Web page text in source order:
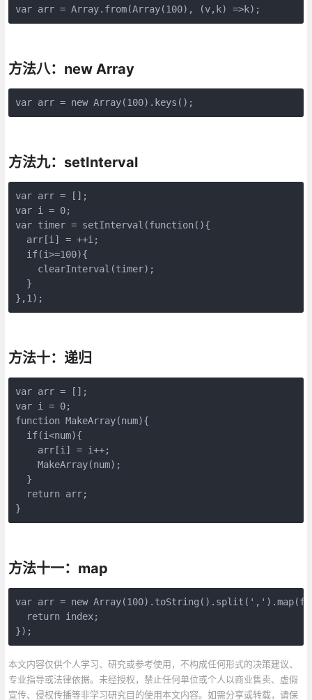
var arr = Array.from(Array(100), (v,k) =>k);
方法八：new Array
var arr = new Array(100).keys();
方法九：setInterval
var arr = [];
var i = 0;
var timer = setInterval(function(){
  arr[i] = ++i;
  if(i>=100){
    clearInterval(timer);
  }
},1);
方法十：递归
var arr = [];
var i = 0;
function MakeArray(num){
  if(i<num){
    arr[i] = i++;
    MakeArray(num);
  }
  return arr;
}
方法十一：map
var arr = new
  return index;
});
本文内容仅供个人学习、研究或参考使用，不构成任何形式的决策建议、
专业指导或法律依据。未经授权，禁止任何单位或个人以商业售卖、虚假
宣传、侵权传播等非学习研究目的使用本文内容。如需分享或转载，请保